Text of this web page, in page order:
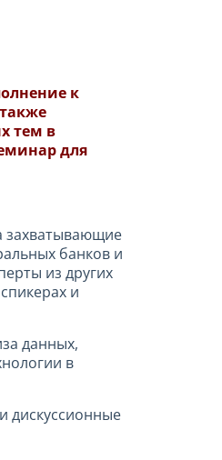
к
тем в
для
захватывающие
банков и
из других
и
данных,
в
дискуссионные